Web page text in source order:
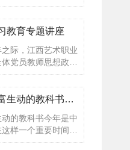
天廉文化主题公
腐倡廉思想教育。
了清风... <
教育专题讲座
际，江西艺术职业
党员教师思想政治
建设，于2021年4
办了党史学习教
原标题：党的历史是丰富生动的教科书今年是中国共产党成立一百周
的教科书今年是中
样一个重要时间节
教育，对于深入学